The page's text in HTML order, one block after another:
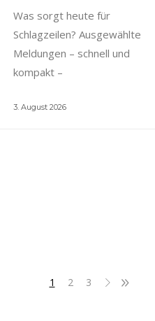
Was sorgt heute für
Schlagzeilen? Ausgewählte
Meldungen – schnell und
kompakt –
3. August 2026
1 2 3